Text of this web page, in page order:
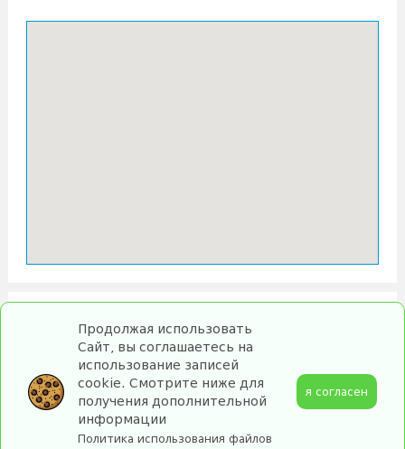
2026 turebi.ge. All Rights Reserved.
Продолжая использовать
Сайт, вы соглашаетесь на
использование записей
cookie. Смотрите ниже для
получения дополнительной
информации
Политика использования файлов
я согласен